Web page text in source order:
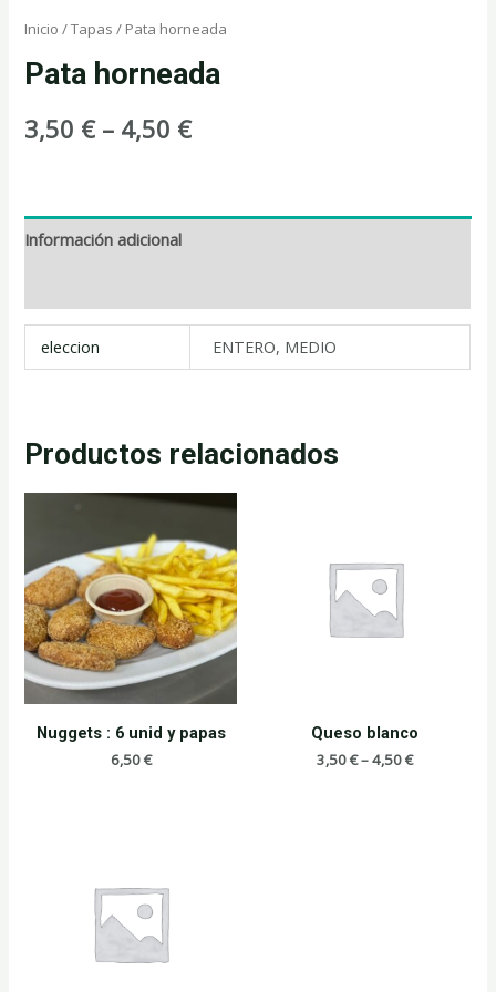
Inicio /Tapas / Pata horneada
Pata horneada
3,50 €– 4,50 €
Información adicional
eleccion ENTERO, MEDIO
Productos relacionados
Nuggets : 6 unid y papas
6,50€
Queso blanco
3,50€–4,50€